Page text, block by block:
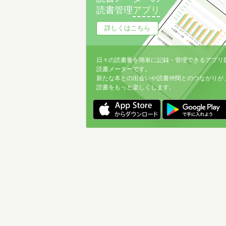
読書管理アプリ
詳しくはこちら
日々の読書量を簡単に記録・管理できるアプリ
読書メーターです。
新たな本との出会いや読書仲間とのつながりが
読書をもっと楽しくします。